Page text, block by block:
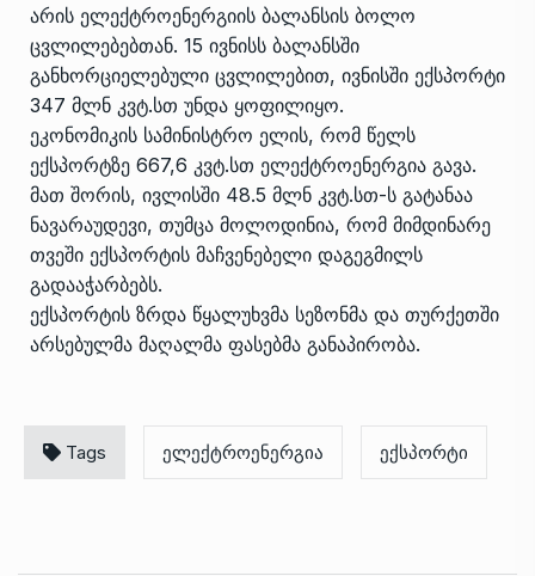
არის ელექტროენერგიის ბალანსის ბოლო
ცვლილებებთან. 15 ივნისს ბალანსში
განხორციელებული ცვლილებით, ივნისში ექსპორტი
347 მლნ კვტ.სთ უნდა ყოფილიყო.
ეკონომიკის სამინისტრო ელის, რომ წელს
ექსპორტზე 667,6 კვტ.სთ ელექტროენერგია გავა.
მათ შორის, ივლისში 48.5 მლნ კვტ.სთ-ს გატანაა
ნავარაუდევი, თუმცა მოლოდინია, რომ მიმდინარე
თვეში ექსპორტის მაჩვენებელი დაგეგმილს
გადააჭარბებს.
ექსპორტის ზრდა წყალუხვმა სეზონმა და თურქეთში
არსებულმა მაღალმა ფასებმა განაპირობა.
Tags ელექტროენერგია ექსპორტი